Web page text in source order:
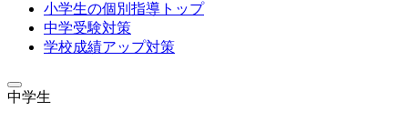
小学生の個別指導トップ
中学受験対策
学校成績アップ対策
中学生